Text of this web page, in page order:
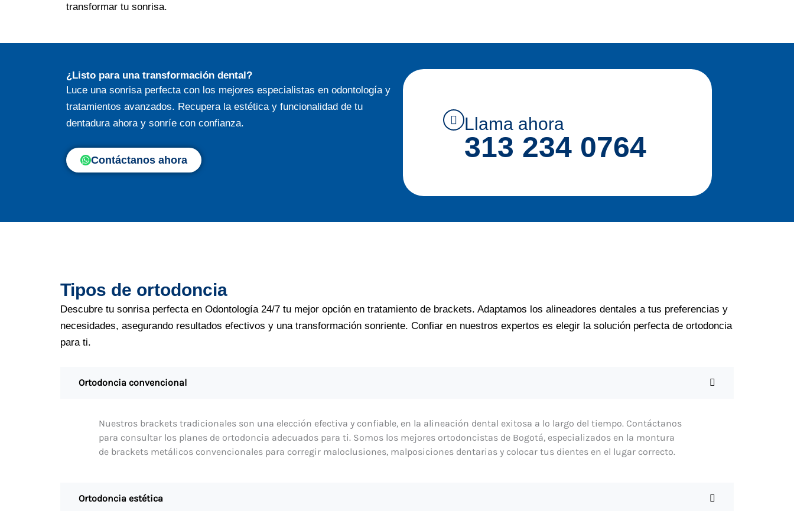
transformar tu sonrisa.
¿Listo para una transformación dental?
Luce una sonrisa perfecta con los mejores especialistas en odontología y
tratamientos avanzados. Recupera la estética y funcionalidad de tu
dentadura ahora y sonríe con confianza.
Contáctanos ahora
Llama ahora
313 234 0764
Tipos de ortodoncia
Descubre tu sonrisa perfecta en Odontología 24/7 tu mejor opción en tratamiento de brackets. Adaptamos los alineadores dentales a tus preferencias y
necesidades, asegurando resultados efectivos y una transformación sonriente. Confiar en nuestros expertos es elegir la solución perfecta de ortodoncia
para ti.
Ortodoncia convencional
Nuestros brackets tradicionales son una elección efectiva y confiable, en la alineación dental exitosa a lo largo del tiempo. Contáctanos
para consultar los planes de ortodoncia adecuados para ti. Somos los mejores ortodoncistas de Bogotá, especializados en la montura
de brackets metálicos convencionales para corregir maloclusiones, malposiciones dentarias y colocar tus dientes en el lugar correcto.
Ortodoncia estética